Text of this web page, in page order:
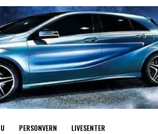
PERSONVERN LIVESENTER